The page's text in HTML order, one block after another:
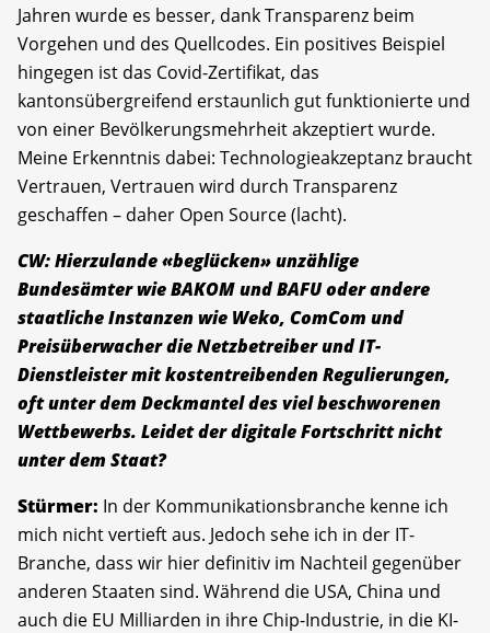
Jahren wurde es besser, dank Transparenz beim
Vorgehen und des Quellcodes. Ein positives Beispiel
hingegen ist das Covid-Zertifikat, das
kantonsübergreifend erstaunlich gut funktionierte und
von einer Bevölkerungsmehrheit akzeptiert wurde.
Meine Erkenntnis dabei: Technologieakzeptanz braucht
Vertrauen, Vertrauen wird durch Transparenz
geschaffen – daher Open Source (lacht).
CW: Hierzulande «beglücken» unzählige
Bundesämter wie BAKOM und BAFU oder andere
staatliche Instanzen wie Weko, ComCom und
Preisüberwacher die Netzbetreiber und IT-
Dienstleister mit kostentreibenden Regulierungen,
oft unter dem Deckmantel des viel beschworenen
Wettbewerbs. Leidet der digitale Fortschritt nicht
unter dem Staat?
Stürmer: In der Kommunikationsbranche kenne ich
mich nicht vertieft aus. Jedoch sehe ich in der IT-
Branche, dass wir hier definitiv im Nachteil gegenüber
anderen Staaten sind. Während die USA, China und
auch die EU Milliarden in ihre Chip-Industrie, in die KI-